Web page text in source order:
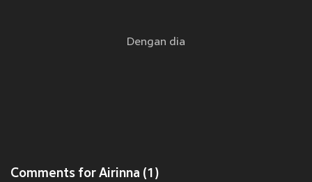
Dengan dia
Comments for Airinna (1)